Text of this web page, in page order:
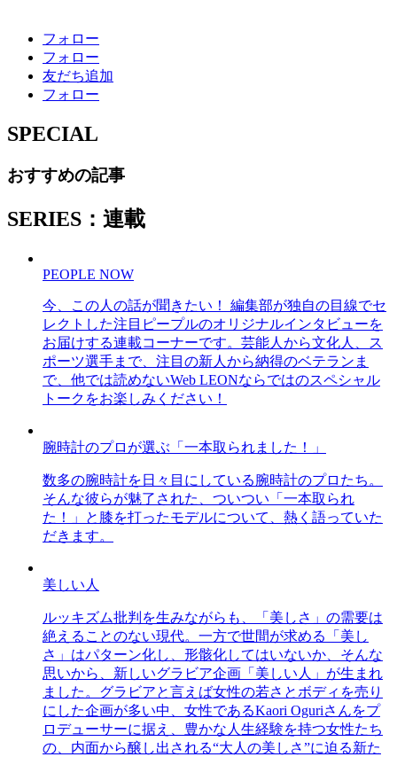
フォロー
フォロー
友だち追加
フォロー
SPECIAL
おすすめの記事
SERIES：連載
PEOPLE NOW
今、この人の話が聞きたい！ 編集部が独自の目線でセ
レクトした注目ピープルのオリジナルインタビューを
お届けする連載コーナーです。芸能人から文化人、ス
ポーツ選手まで、注目の新人から納得のベテランま
で、他では読めないWeb LEONならではのスペシャル
トークをお楽しみください！
腕時計のプロが選ぶ「一本取られました！」
数多の腕時計を日々目にしている腕時計のプロたち。
そんな彼らが魅了された、ついつい「一本取られ
た！」と膝を打ったモデルについて、熱く語っていた
だきます。
美しい人
ルッキズム批判を生みながらも、「美しさ」の需要は
絶えることのない現代。一方で世間が求める「美し
さ」はパターン化し、形骸化してはいないか、そんな
思いから、新しいグラビア企画「美しい人」が生まれ
ました。グラビアと言えば女性の若さとボディを売り
にした企画が多い中、女性であるKaori Oguriさんをプ
ロデューサーに据え、豊かな人生経験を持つ女性たち
の、内面から醸し出される“大人の美しさ”に迫る新た